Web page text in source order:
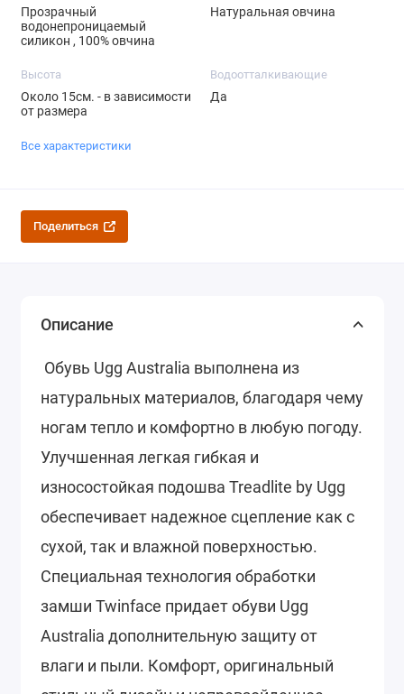
Прозрачный
водонепроницаемый
силикон , 100% овчина
Натуральная овчина
Высота
Около 15см. - в зависимости
от размера
Водоотталкивающие
Да
Все характеристики
Поделиться
Описание
Обувь Ugg Australia выполнена из
натуральных материалов, благодаря чему
ногам тепло и комфортно в любую погоду.
Улучшенная легкая гибкая и
износостойкая подошва Treadlite by Ugg
обеспечивает надежное сцепление как с
сухой, так и влажной поверхностью.
Специальная технология обработки
замши Twinface придает обуви Ugg
Australia дополнительную защиту от
влаги и пыли. Комфорт, оригинальный